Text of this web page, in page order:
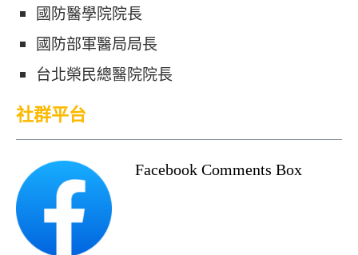
國防醫學院院長
國防部軍醫局局長
台北榮民總醫院院長
社群平台
Facebook Comments Box